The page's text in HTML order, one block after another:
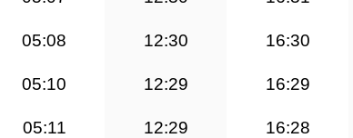
05:08 12:30 16:30
05:10 12:29 16:29
05:11 12:29 16:28